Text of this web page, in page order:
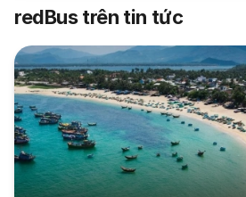
redBus trên tin tức